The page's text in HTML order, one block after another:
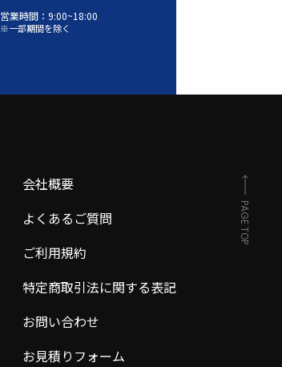
営業時間： 9:00~18:00
※一部期間を除く
会社概要
よくあるご質問
ご利用規約
特定商取引法に関する表記
お問い合わせ
お見積りフォーム
PAGE TOP